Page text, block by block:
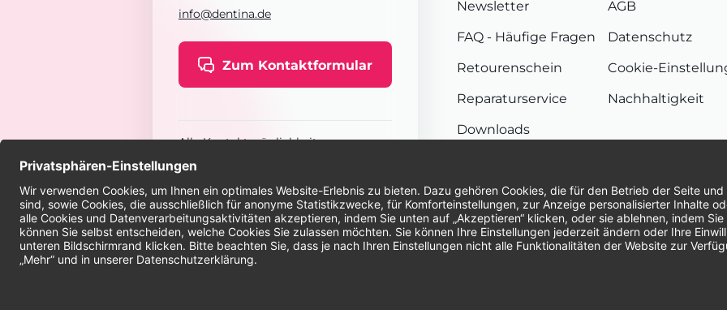
info@dentina.de
Zum Kontaktformular
Alle Kontaktmöglichkeiten
Newsletter
FAQ - Häufige Fragen
Retourenschein
Reparaturservice
Downloads
AGB
Datenschutz
Cookie-
Nachhaltigkeit